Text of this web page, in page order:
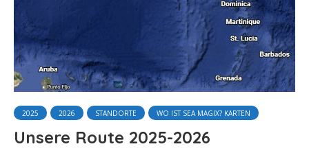
2025 2026 STANDORTE WO IST SEA MAGIX? KARTEN
Unsere Route 2025-2026